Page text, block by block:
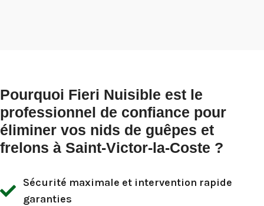
Pourquoi Fieri Nuisible est le
professionnel de confiance pour
éliminer vos nids de guêpes et
frelons à Saint-Victor-la-Coste ?
Sécurité maximale et intervention rapide
garanties